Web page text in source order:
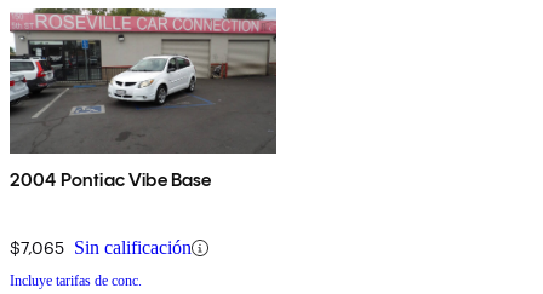
2004 Pontiac Vibe Base
$7,065 Sin calificación
Incluye tarifas de conc.